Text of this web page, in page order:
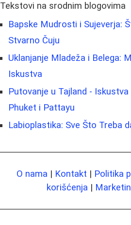
Tekstovi na srodnim blogovima
Bapske Mudrosti i Sujeverja:
Stvarno Čuju
Uklanjanje Mladeža i Belega:
Iskustva
Putovanje u Tajland -
Phuket i Pattayu
Labioplastika: Sve Što Treba
O nama | Kontakt | Politika
korišćenja |